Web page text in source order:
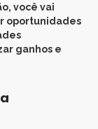
você vai
oportunidades
ganhos e